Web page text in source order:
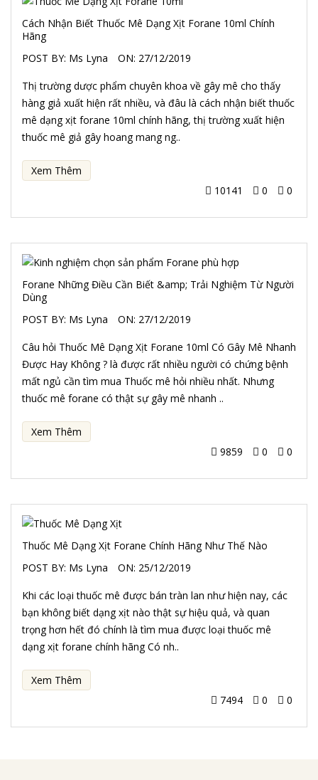
Cách Nhận Biết Thuốc Mê Dạng Xịt Forane 10ml Chính
Hãng
POST BY: Ms Lyna ON: 27/12/2019
Thị trường dược phẩm chuyên khoa về gây mê cho thấy
hàng giả xuất hiện rất nhiều, và đâu là cách nhận biết thuốc
mê dạng xịt forane 10ml chính hãng, thị trường xuất hiện
thuốc mê giả gây hoang mang ng..
Xem Thêm
10141
0 0
Forane Những Điều Cần Biết &amp; Trải Nghiệm Từ Người
Dùng
POST BY: Ms Lyna ON: 27/12/2019
Câu hỏi Thuốc Mê Dạng Xịt Forane 10ml Có Gây Mê Nhanh
Được Hay Không ? là được rất nhiều người có chứng bệnh
mất ngủ cần tìm mua Thuốc mê hỏi nhiều nhất. Nhưng
thuốc mê forane có thật sự gây mê nhanh ..
Xem Thêm
9859
0 0
Thuốc Mê Dạng Xịt Forane Chính Hãng Như Thế Nào
POST BY: Ms Lyna ON: 25/12/2019
Khi các loại thuốc mê được bán tràn lan như hiện nay, các
bạn không biết dạng xịt nào thật sự hiệu quả, và quan
trọng hơn hết đó chính là tìm mua được loại thuốc mê
dạng xịt forane chính hãng Có nh..
Xem Thêm
7494
0 0